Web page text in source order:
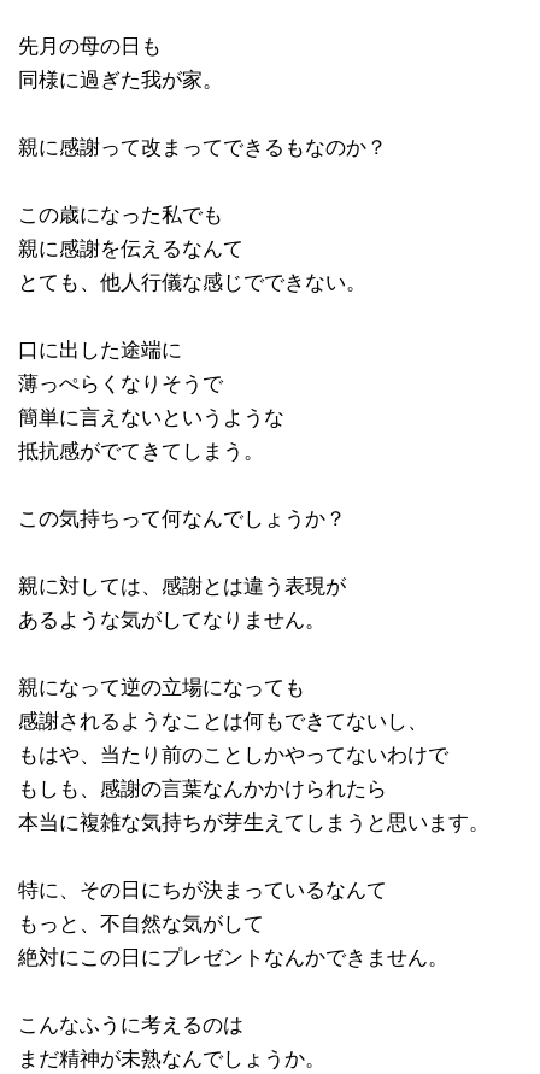
先月の母の日も
同様に過ぎた我が家。
親に感謝って改まってできるもなのか？
この歳になった私でも
親に感謝を伝えるなんて
とても、他人行儀な感じでできない。
口に出した途端に
薄っぺらくなりそうで
簡単に言えないというような
抵抗感がでてきてしまう。
この気持ちって何なんでしょうか？
親に対しては、感謝とは違う表現が
あるような気がしてなりません。
親になって逆の立場になっても
感謝されるようなことは何もできてないし、
もはや、当たり前のことしかやってないわけで
もしも、感謝の言葉なんかかけられたら
本当に複雑な気持ちが芽生えてしまうと思います。
特に、その日にちが決まっているなんて
もっと、不自然な気がして
絶対にこの日にプレゼントなんかできません。
こんなふうに考えるのは
まだ精神が未熟なんでしょうか。